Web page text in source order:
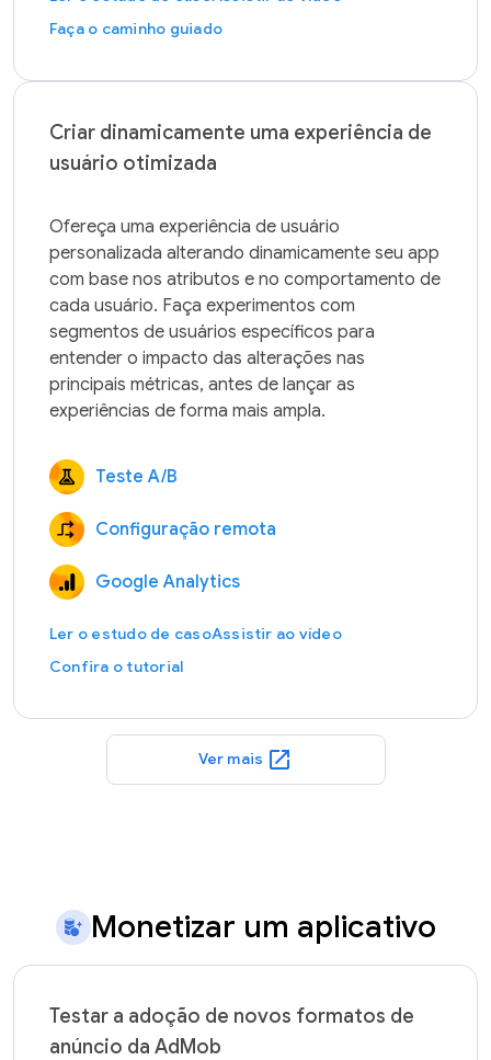
Faça o caminho guiado
Criar dinamicamente uma experiência de
usuário otimizada
Ofereça uma experiência de usuário
personalizada alterando dinamicamente seu app
com base nos atributos e no comportamento de
cada usuário. Faça experimentos com
segmentos de usuários específicos para
entender o impacto das alterações nas
principais métricas, antes de lançar as
Teste A/B
Configuração remota
Google Analytics
Ler o estudo de casoAssistir ao vídeo
Confira o tutorial
Ver mais open_in_new
Monetizar um aplicativo
Testar a adoção de novos formatos de
anúncio da AdMob